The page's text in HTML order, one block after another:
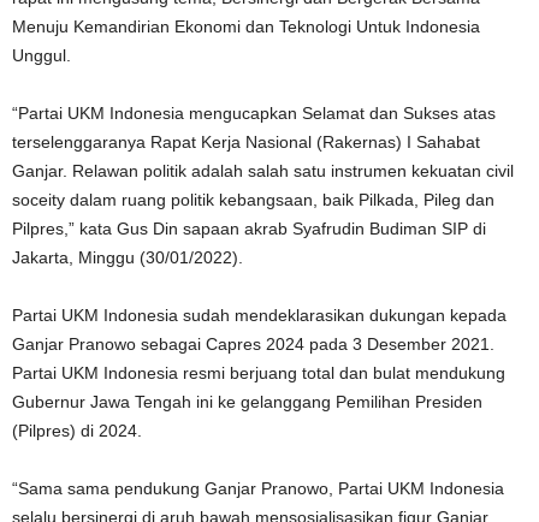
Menuju Kemandirian Ekonomi dan Teknologi Untuk Indonesia
Unggul.
“Partai UKM Indonesia mengucapkan Selamat dan Sukses atas
terselenggaranya Rapat Kerja Nasional (Rakernas) I Sahabat
Ganjar. Relawan politik adalah salah satu instrumen kekuatan civil
soceity dalam ruang politik kebangsaan, baik Pilkada, Pileg dan
Pilpres,” kata Gus Din sapaan akrab Syafrudin Budiman SIP di
Jakarta, Minggu (30/01/2022).
Partai UKM Indonesia sudah mendeklarasikan dukungan kepada
Ganjar Pranowo sebagai Capres 2024 pada 3 Desember 2021.
Partai UKM Indonesia resmi berjuang total dan bulat mendukung
Gubernur Jawa Tengah ini ke gelanggang Pemilihan Presiden
(Pilpres) di 2024.
“Sama sama pendukung Ganjar Pranowo, Partai UKM Indonesia
selalu bersinergi di aruh bawah mensosialisasikan figur Ganjar